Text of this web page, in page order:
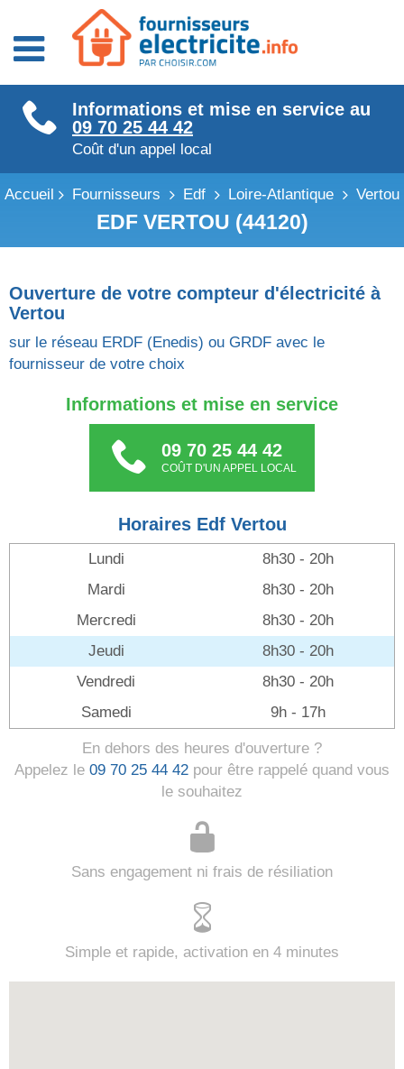
Fournisseurs énergie
Fournisseurs électricité
Fournisseurs gaz
Informations et mise en service au
09 70 25 44 42
Coût d'un appel local
Accueil Fournisseurs Edf Loire-Atlantique Vertou
EDF VERTOU (44120)
Ouverture de votre compteur d'électricité à
Vertou
sur le réseau ERDF (Enedis) ou GRDF avec le
fournisseur de votre choix
Informations et mise en service
09 70 25 44 42
COÛT D'UN APPEL LOCAL
Horaires Edf Vertou
Lundi
8h30 - 20h
Mardi
8h30 - 20h
Mercredi
8h30 - 20h
Jeudi
8h30 - 20h
Vendredi
8h30 - 20h
Samedi
9h - 17h
En dehors des heures d'ouverture ?
Appelez le 09 70 25 44 42 pour être rappelé quand vous
le souhaitez
Sans engagement ni frais de résiliation
Simple et rapide, activation en 4 minutes